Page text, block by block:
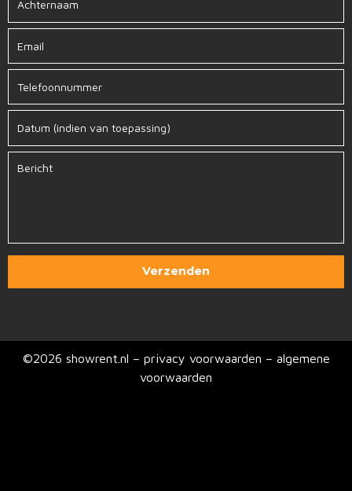
Verzenden
©2026 showrent.nl – privacy voorwaarden – algemene
voorwaarden